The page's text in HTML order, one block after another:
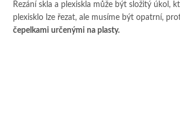
Řezání skla a plexiskla může být složitý úkol,
plexisklo lze řezat, ale musíme být opatrní,
čepelkami určenými na plasty.